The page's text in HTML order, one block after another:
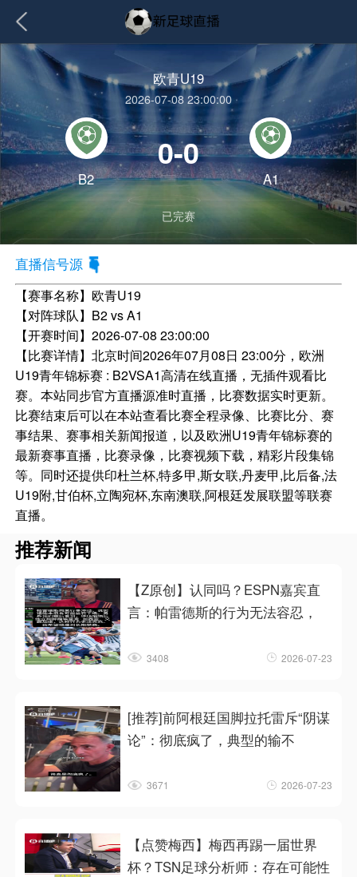
欧青U19
2026-07-08 23:00:00
B2
0-0
A1
已完赛
直播信号源
【赛事名称】 欧青U19
【对阵球队】 B2 vs A1
【开赛时间】2026-07-08 23:00:00
【比赛详情】北京时间2026年07月08日 23:00分，欧洲
U19青年锦标赛 : B2VSA1高清在线直播，无插件观看比
赛。本站同步官方直播源准时直播，比赛数据实时更新。
比赛结束后可以在本站查看比赛全程录像、比赛比分、赛
事结果、赛事相关新闻报道，以及欧洲U19青年锦标赛的
最新赛事直播，比赛录像，比赛视频下载，精彩片段集锦
等。同时还提供印杜兰杯,特多甲,斯女联,丹麦甲,比后备,法
U19附,甘伯杯,立陶宛杯,东南澳联,阿根廷发展联盟等联赛
直播。
推荐新闻
【Z原创】认同吗？ESPN嘉宾直
言：帕雷德斯的行为无法容忍，
3408 2026-07-23
[推荐]前阿根廷国脚拉托雷斥“阴谋
论”：彻底疯了，典型的输不
3671 2026-07-23
【点赞梅西】梅西再踢一届世界
杯？TSN足球分析师：存在可能性